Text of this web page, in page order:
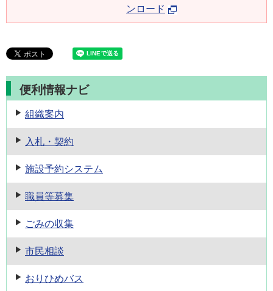
ンロード
便利情報ナビ
組織案内
入札・契約
施設予約システム
職員等募集
ごみの収集
市民相談
おりひめバス